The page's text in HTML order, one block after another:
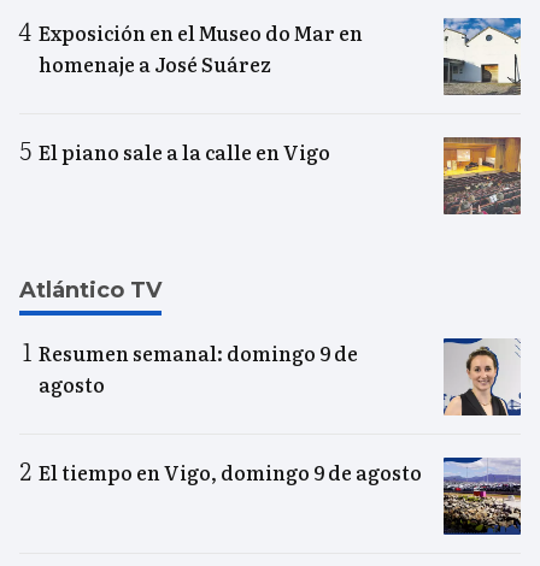
Exposición en el Museo do Mar en
homenaje a José Suárez
El piano sale a la calle en Vigo
Atlántico TV
Resumen semanal: domingo 9 de
agosto
El tiempo en Vigo, domingo 9 de agosto